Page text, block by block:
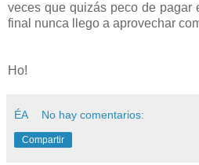
veces que quizás peco de pagar
final nunca llego a aprovechar
Ho!
ÉA No hay comentarios:
Compartir